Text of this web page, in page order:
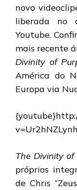
novo
liberada no
Youtube.
mais recente
Divinity of
América do
Europa via
The Divinity of
próprios
de Chris